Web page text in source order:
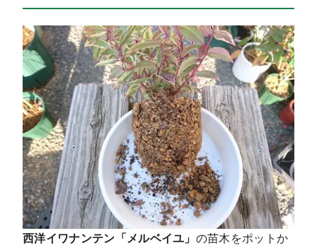
西洋イワナンテン「メルベイユ」 の苗木をポットか